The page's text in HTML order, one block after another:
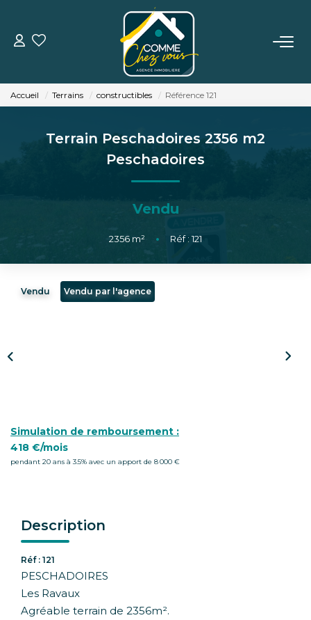
VENTE
LOCATION
ESTIMATION
L'AGENCE
TÉMOIGNAGES
Accueil Terrains constructibles Référence 121
Terrain Peschadoires 2356 m2
Peschadoires
Vendu
2356 m² • Réf : 121
Vendu Vendu par l'agence
Simulation de remboursement :
418 €/mois
pendant 20 ans à 3.5% avec un apport de 8 000 €
Description
Réf : 121
PESCHADOIRES
Les Ravaux
Agréable terrain de 2356m².